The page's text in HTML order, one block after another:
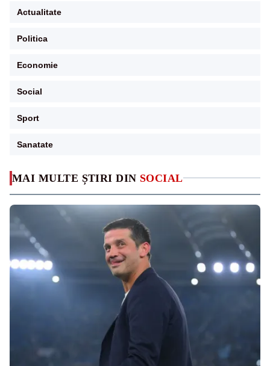
MAI MULTE ȘTIRI DIN SOCIAL
Actualitate
Politica
Economie
Social
Sport
Sanatate